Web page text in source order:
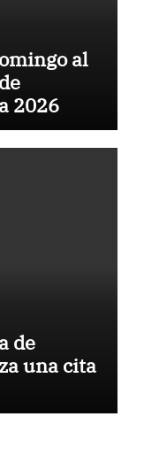
al
2026
de
una cita